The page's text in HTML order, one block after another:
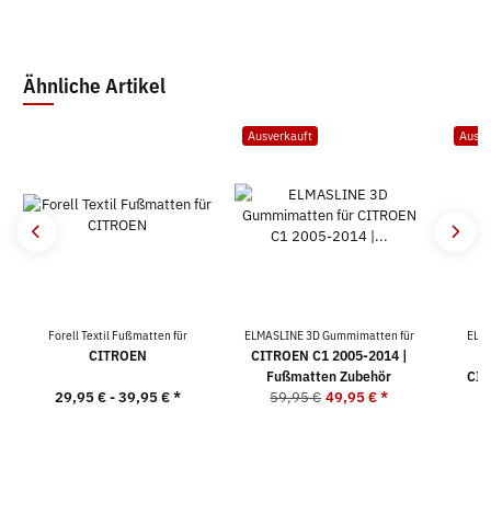
Ähnliche Artikel
Forell Textil Fußmatten für
CITROEN
29,95 € -39,95 €*
Ausverkauft
ELMASLINE 3D Gummimatten für
CITROEN C1 2005-2014 |
Fußmatten Zubehör
59,95 € 49,95 €*